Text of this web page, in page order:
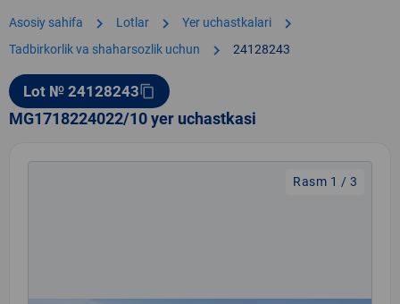
Asosiy sahifa chevron_right Lotlar chevron_right Yer uchastkalari chevron_right
Tadbirkorlik va shaharsozlik uchun chevron_right 24128243
Lot № 24128243content_copy
MG1718224022/10 yer uchastkasi
Rasm 1 / 3